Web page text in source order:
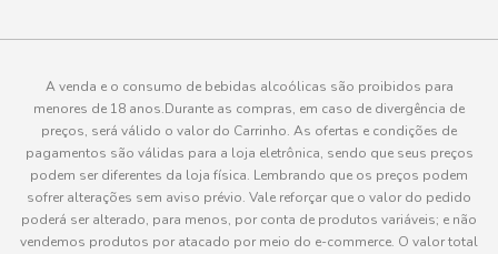
A venda e o consumo de bebidas alcoólicas são proibidos para
menores de 18 anos.Durante as compras, em caso de divergência de
preços, será válido o valor do Carrinho. As ofertas e condições de
pagamentos são válidas para a loja eletrônica, sendo que seus preços
podem ser diferentes da loja física. Lembrando que os preços podem
sofrer alterações sem aviso prévio. Vale reforçar que o valor do pedido
poderá ser alterado, para menos, por conta de produtos variáveis; e não
vendemos produtos por atacado por meio do e-commerce. O valor total